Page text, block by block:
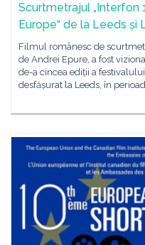
Scurtmetrajul „Interfon
Europe“ de la Leeds și
Filmul românesc de
de Andrei Epure, a fost
de-a cincea ediții a
desfășurat la Leeds, în